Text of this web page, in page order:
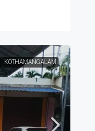
KOTHAMANGALAM